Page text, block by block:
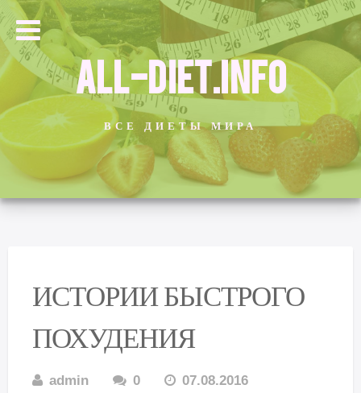
ALL-DIET.INFO
ВСЕ ДИЕТЫ МИРА
ИСТОРИИ БЫСТРОГО
ПОХУДЕНИЯ
admin 0
07.08.2016